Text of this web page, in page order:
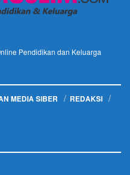
Pendidikan dan Keluarga
MEDIA SIBER
REDAKSI